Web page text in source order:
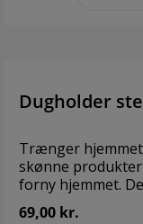
Dugholder
Trænger hjemmet
skønne
forny hjemmet. Design: Fondaco Størrelse: 6 x 4 cm
Materiale: 100 %
69,00 kr.